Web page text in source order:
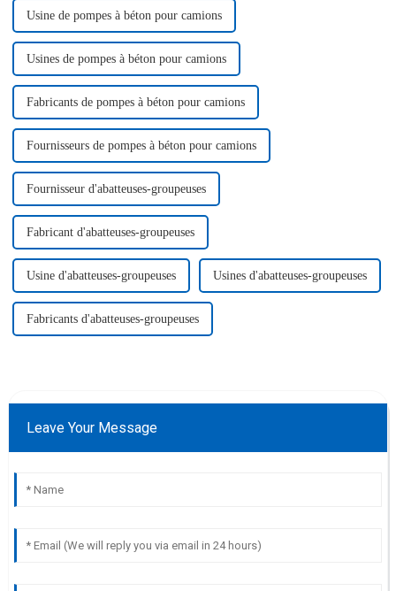
Usine de pompes à béton pour camions
Usines de pompes à béton pour camions
Fabricants de pompes à béton pour camions
Fournisseurs de pompes à béton pour camions
Fournisseur d'abatteuses-groupeuses
Fabricant d'abatteuses-groupeuses
Usine d'abatteuses-groupeuses Usines d'abatteuses-groupeuses
Fabricants d'abatteuses-groupeuses
Leave Your Message